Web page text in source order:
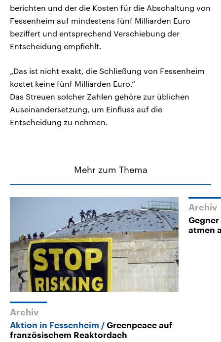
berichten und der die Kosten für die Abschaltung von
Fessenheim auf mindestens fünf Milliarden Euro
beziffert und entsprechend Verschiebung der
Entscheidung empfiehlt.
„Das ist nicht exakt, die Schließung von Fessenheim
kostet keine fünf Milliarden Euro.“
Das Streuen solcher Zahlen gehöre zur üblichen
Auseinandersetzung, um Einfluss auf die
Entscheidung zu nehmen.
Mehr zum Thema
Archiv
Aktion in Fessenheim
Greenpeace auf
französischem Reaktordach
Archiv
atmen